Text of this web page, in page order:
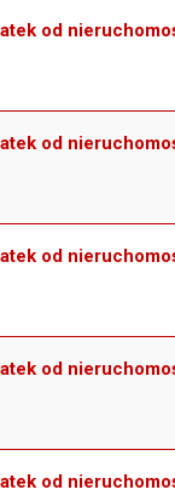
od
od
od
od
od